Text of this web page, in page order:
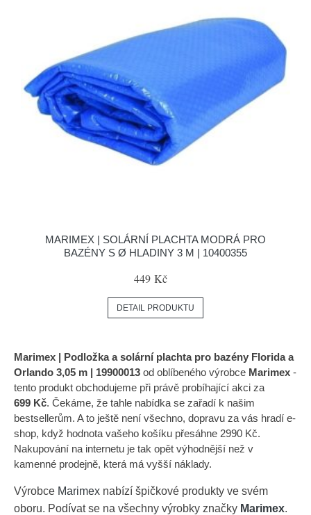
MARIMEX | SOLÁRNÍ PLACHTA MODRÁ PRO
BAZÉNY S Ø HLADINY 3 M | 10400355
449 Kč
DETAIL PRODUKTU
Marimex | Podložka a solární plachta pro bazény Florida a
Orlando 3,05 m | 19900013 od oblíbeného výrobce Marimex -
tento produkt obchodujeme při právě probíhající akci za
699 Kč. Čekáme, že tahle nabídka se zařadí k našim
bestsellerům. A to ještě není všechno, dopravu za vás hradí e-
shop, když hodnota vašeho košíku přesáhne 2990 Kč.
Nakupování na internetu je tak opět výhodnější než v
kamenné prodejně, která má vyšší náklady.
Výrobce Marimex nabízí špičkové produkty ve svém
oboru. Podívat se na všechny výrobky značky Marimex.